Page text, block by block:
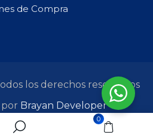
0
de Compra
los derechos reservados
por Brayan Developer